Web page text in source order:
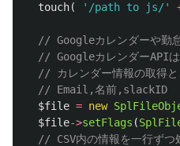
touch( '/path to js/'
// Googleカレンダーや勤
// Googleカレンダー
// カレンダー情報の取得と
// Email,名前,slackID
$file = new
$file->setFlags (
// CSV内の情報を一行ずつ